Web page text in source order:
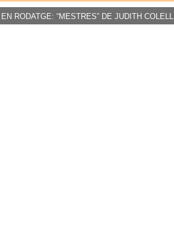
EN RODATGE: “MESTRES” DE JUDITH COLELL